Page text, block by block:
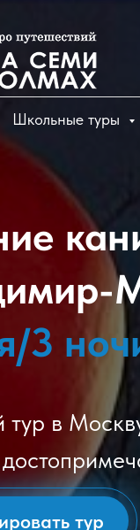
Школьные туры
3
тур в
тур